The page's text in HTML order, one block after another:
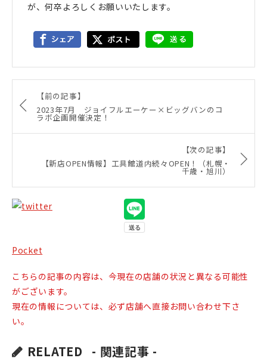
が、何卒よろしくお願いいたします。
【前の記事】
2023年7月 ジョイフルエーケー×ビッグバンのコ
ラボ企画開催決定！
【次の記事】
【新店OPEN情報】工具館道内続々OPEN！（札幌・
千歳・旭川）
Pocket
こちらの記事の内容は、今現在の店舗の状況と異なる可能性
がございます。
現在の情報については、必ず店舗へ直接お問い合わせ下さ
い。
RELATED - 関連記事 -